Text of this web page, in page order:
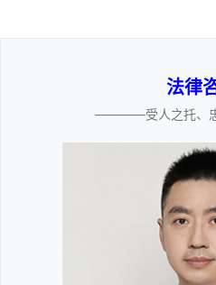
法律
————受人之托、